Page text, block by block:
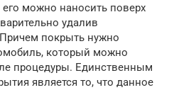
можно наносить поверх
удалив
покрыть нужно
который можно
процедуры. Единственным
является то, что данное